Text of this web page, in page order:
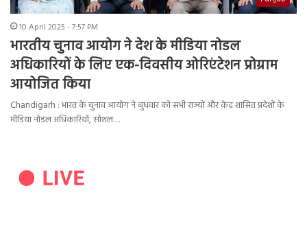
10 April 2025 - 7:57 PM
भारतीय चुनाव आयोग ने देश के मीडिया नोडल
अधिकारियों के लिए एक-दिवसीय ओरिएंटेशन प्रोग्राम
आयोजित किया
Chandigarh : भारत के चुनाव आयोग ने बुधवार को सभी राज्यों और केंद्र शासित प्रदेशों के
मीडिया नोडल अधिकारियों, सोशल…